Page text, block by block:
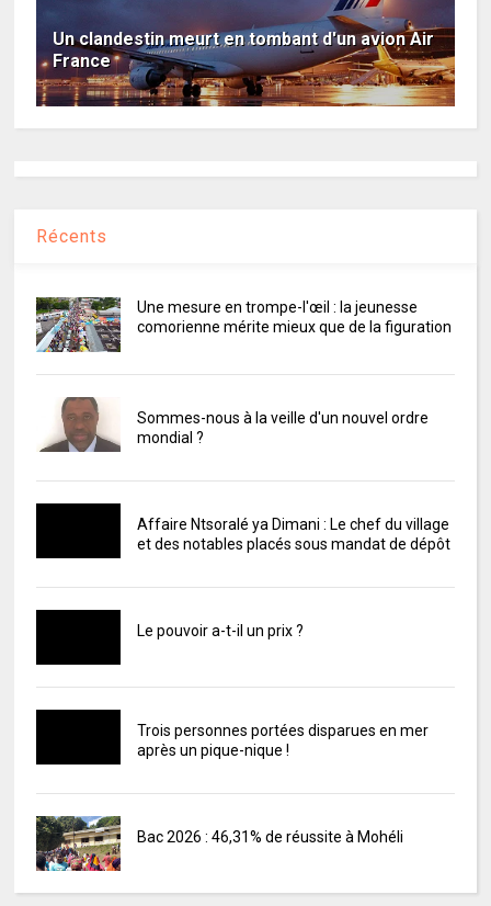
Un clandestin meurt en tombant d'un avion Air
France
Récents
Une mesure en trompe-l'œil : la jeunesse
comorienne mérite mieux que de la figuration
Sommes-nous à la veille d'un nouvel ordre
mondial ?
Affaire Ntsoralé ya Dimani : Le chef du village
et des notables placés sous mandat de dépôt
Le pouvoir a-t-il un prix ?
Trois personnes portées disparues en mer
après un pique-nique !
Bac 2026 : 46,31% de réussite à Mohéli